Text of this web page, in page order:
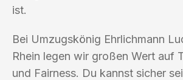
ist.
Bei Umzugskönig Ehrlichmann
Rhein legen wir großen Wert auf
und Fairness. Du kannst sicher